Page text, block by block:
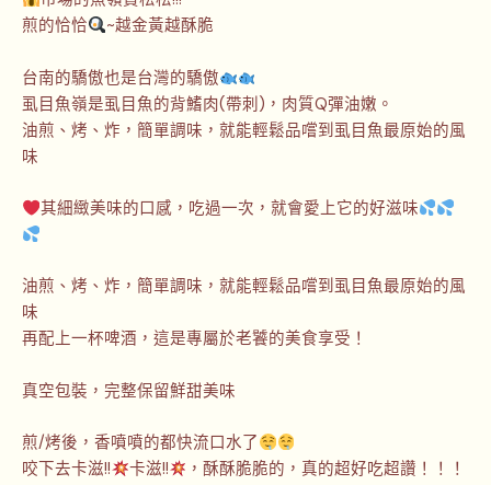
煎的恰恰
~越金黃越酥脆
台南的驕傲也是台灣的驕傲
虱目魚嶺是虱目魚的背鰭肉(帶刺)，肉質Q彈油嫩。
油煎、烤、炸，簡單調味，就能輕鬆品嚐到虱目魚最原始的風
味
其細緻美味的口感，吃過一次，就會愛上它的好滋味
油煎、烤、炸，簡單調味，就能輕鬆品嚐到虱目魚最原始的風
味
再配上一杯啤酒，這是專屬於老饕的美食享受！
真空包裝，完整保留鮮甜美味
煎/烤後，香噴噴的都快流口水了
咬下去卡滋!!
卡滋!! ，酥酥脆脆的，真的超好吃超讚！！！